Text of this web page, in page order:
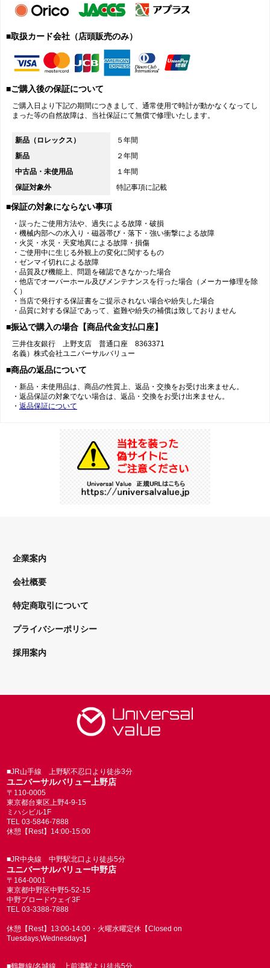
■取扱カード会社（店頭販売のみ）
■ご購入後の保証について
ご購入日より下記の期間につきまして、通常使用で時計が動かなくなってし
まった等の自然故障は、当社保証にて無償で修理いたします。
新品（ロレックス）
５年間
新品
２年間
中古品・未使用品
１年間
保証対象外
特記事項に記載
■保証の対象にならない事項
・誤ったご使用方法や、過失による故障・破損
・機械内部への水入り・磁器帯び・落下・強い衝撃による故障
・火災・水災・天変地異による故障・損傷
・ご使用中に生じる外観上の変化に関するもの
・ゼンマイ切れによる故障
・品質及び機能上、問題を確認できなかった場合
・他店でオーバーホール及びメンテナンスを行った場合（メーカー修理を除
く）
・当店で発行する保証書をご提示されない場合や紛失した場合
・品質に対する保証であって、盗難や紛失の補償は致しておりません
■振込で購入の場合【商品代金支払口座】
三井住友銀行 上野支店 普通口座 8363371
名義）株式会社ユニバーサルバリュー
■商品の返品について
・新品・未使用品は、商品の性質上、返品・交換をお受け出来ません。
・返品保証の対象でない場合は、返品・交換をお受け出来ません。
・ 返品保証について
企業案内
会社概要
特定商取引について
プライバシーポリシー
採用案内
■JR山手線 上野駅不忍口より徒歩3分
ユニバーサルバリュー上野店
〒110-0005
東京都台東区上野4-9-15
ミハシビル1F
TEL 03-5846-7888
休憩【Rest】14:00-15:00
■JR中央線 中野駅北口より徒歩5分
ユニバーサルバリュー中野店
〒164-0001
東京都中野区中野5-52-15
中野ブロードウェイ3F
TEL 03-3388-7888
休憩【Rest】13:00-14:00・火曜水曜定休【Closed on
Tuesdays,Wednesdays】
■鶴舞線/名城線 上前津駅より徒歩5分